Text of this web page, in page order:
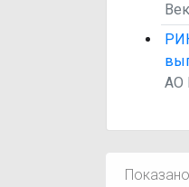
АО
Показано